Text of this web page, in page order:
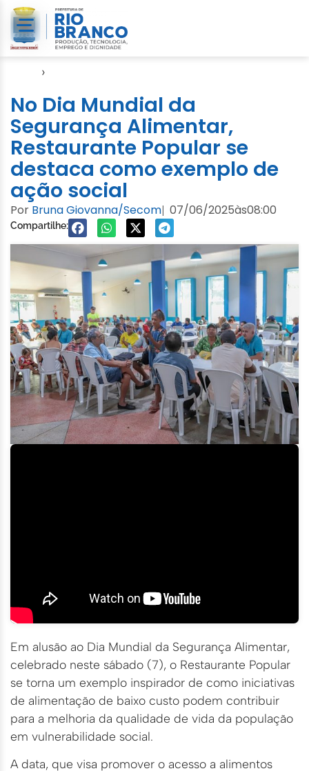
›
No Dia Mundial da
Segurança Alimentar,
Restaurante Popular se
destaca como exemplo de
ação social
Por Bruna Giovanna/Secom| 07/06/2025às08:00
Compartilhe:
Em alusão ao Dia Mundial da Segurança Alimentar,
celebrado neste sábado (7), o Restaurante Popular
se torna um exemplo inspirador de como iniciativas
de alimentação de baixo custo podem contribuir
para a melhoria da qualidade de vida da população
em vulnerabilidade social.
A data, que visa promover o acesso a alimentos